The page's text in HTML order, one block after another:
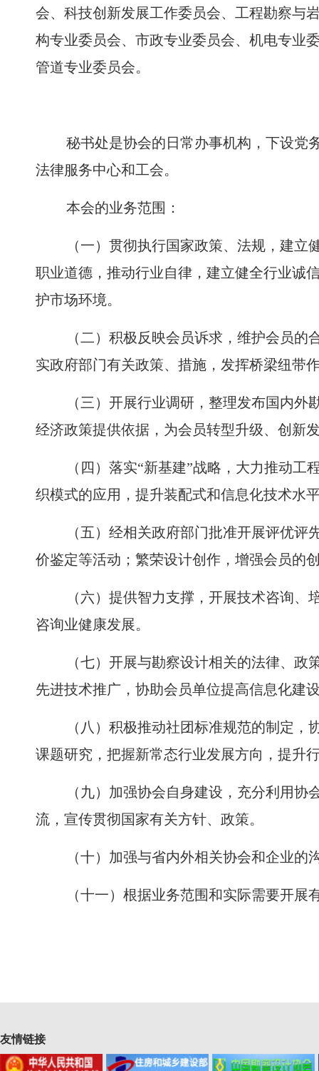
会、科技创新发展工作委员会、工程勘察与
构专业委员会、市政专业委员会、机电专业
管道专业委员会。
秘书处是协会的日常办事机构，下设党
法律服务中心和工会。
本会的业务范围：
（一）贯彻执行国家政策、法规，建
职业道德，推动行业自律，建立健全行业诚
护市场环境。
（二）积极反映会员诉求，维护会员
实政府部门有关政策、措施，发挥桥梁纽带
（三）开展行业调研，整理发布国内
经济政策提供依据，为会员转型升级、创新
（四）落实“新基建”战略，大力推动
织模式的应用，提升装配式和信息化技术水
（五）经相关政府部门批准开展评优评
价鉴定等活动；繁荣设计创作，增强会员的
（六）提供智力支撑，开展技术咨询
咨询业健康发展。
（七）开展与勘察设计相关的法律、
先进技术推广，协助会员单位提高信息化建
（八）积极推动社团标准规范的制定
课题研究，把握新常态行业发展方向，提升
（九）加强协会自身建设，充分利用
流，宣传贯彻国家有关方针、政策。
（十）加强与省内外相关协会和企业
（十一）根据业务范围和实际需要开展
友情链接